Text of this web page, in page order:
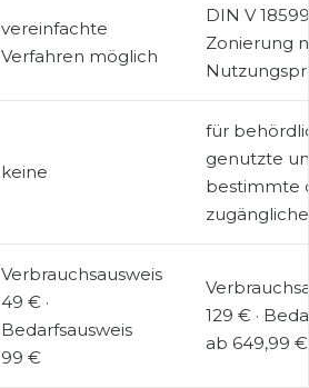
vereinfachte
Verfahren möglich
DIN V
Zonierung
keine
für
genutzte
bestimmte
Verbrauchsausweis
49 € ·
Bedarfsausweis
99 €
129 € ·
ab 649,99 €